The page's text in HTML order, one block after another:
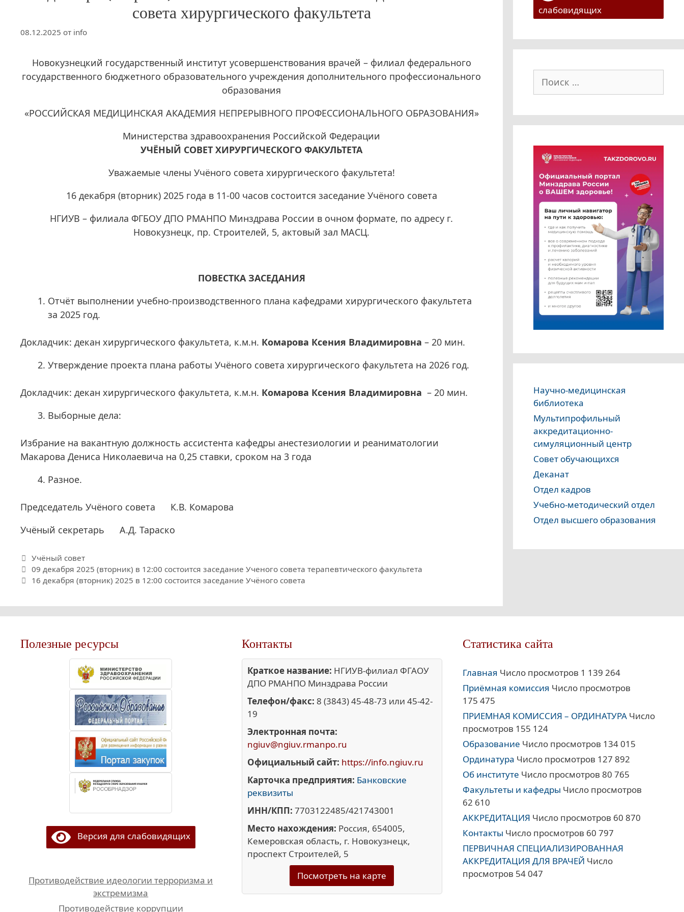
совета хирургического факультета
08.12.2025 от info
Новокузнецкий государственный институт усовершенствования врачей – филиал федерального
государственного бюджетного образовательного учреждения дополнительного профессионального
образования
«РОССИЙСКАЯ МЕДИЦИНСКАЯ АКАДЕМИЯ НЕПРЕРЫВНОГО ПРОФЕССИОНАЛЬНОГО ОБРАЗОВАНИЯ»
Министерства здравоохранения Российской Федерации
УЧЁНЫЙ СОВЕТ ХИРУРГИЧЕСКОГО ФАКУЛЬТЕТА
Уважаемые члены Учёного совета хирургического факультета!
16 декабря (вторник) 2025 года в 11-00 часов состоится заседание Учёного совета
НГИУВ – филиала ФГБОУ ДПО РМАНПО Минздрава России в очном формате, по адресу г.
Новокузнецк, пр. Строителей, 5, актовый зал МАСЦ.
ПОВЕСТКА ЗАСЕДАНИЯ
Отчёт выполнении учебно-производственного плана кафедрами хирургического факультета
за 2025 год.
Докладчик: декан хирургического факультета, к.м.н. Комарова Ксения Владимировна – 20 мин.
Утверждение проекта плана работы Учёного совета хирургического факультета на 2026 год.
Докладчик: декан хирургического факультета, к.м.н. Комарова Ксения Владимировна – 20 мин.
Выборные дела:
Избрание на вакантную должность ассистента кафедры анестезиологии и реаниматологии
Макарова Дениса Николаевича на 0,25 ставки, сроком на 3 года
Разное.
Председатель Учёного совета К.В. Комарова
Учёный секретарь А.Д. Тараско
Рубрики
Учёный совет
09 декабря 2025 (вторник) в 12:00 состоится заседание Ученого совета терапевтического факультета
16 декабря (вторник) 2025 в 12:00 состоится заседание Учёного совета
слабовидящих
Научно-медицинская
библиотека
Мультипрофильный
аккредитационно-
симуляционный центр
Совет обучающихся
Деканат
Отдел кадров
Учебно-методический отдел
Отдел высшего образования
Полезные ресурсы
Версия для слабовидящих
Противодействие идеологии терроризма и
экстремизма
Противодействие коррупции
Контакты
Краткое название: НГИУВ-филиал ФГАОУ
ДПО РМАНПО Минздрава России
Телефон/факс: 8 (3843) 45-48-73 или 45-42-
19
Электронная почта:
ngiuv@ngiuv.rmanpo.ru
Официальный сайт: https://info.ngiuv.ru
Карточка предприятия: Банковские
реквизиты
ИНН/КПП: 7703122485/421743001
Место нахождения: Россия, 654005,
Кемеровская область, г. Новокузнецк,
проспект Строителей, 5
Посмотреть на карте
Статистика сайта
Главная Число просмотров 1 139 264
Приёмная комиссия Число просмотров
175 475
ПРИЕМНАЯ КОМИССИЯ – ОРДИНАТУРА Число
просмотров 155 124
Образование Число просмотров 134 015
Ординатура Число просмотров 127 892
Об институте Число просмотров 80 765
Факультеты и кафедры Число просмотров
62 610
АККРЕДИТАЦИЯ Число просмотров 60 870
Контакты Число просмотров 60 797
ПЕРВИЧНАЯ СПЕЦИАЛИЗИРОВАННАЯ
АККРЕДИТАЦИЯ ДЛЯ ВРАЧЕЙ Число
просмотров 54 047